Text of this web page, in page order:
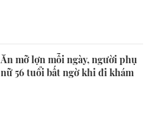
Ăn mỡ lợn mỗi ngày, người phụ
nữ 56 tuổi bất ngờ khi đi khám